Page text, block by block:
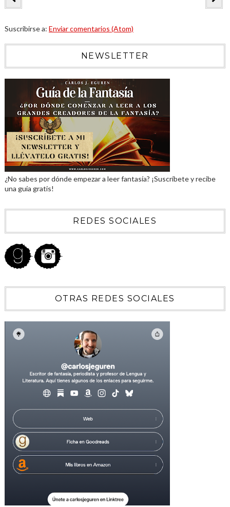
Suscribirse a: Enviar comentarios (Atom)
NEWSLETTER
¿No sabes por dónde empezar a leer fantasía? ¡Suscríbete y recibe
una guía gratis!
REDES SOCIALES
OTRAS REDES SOCIALES